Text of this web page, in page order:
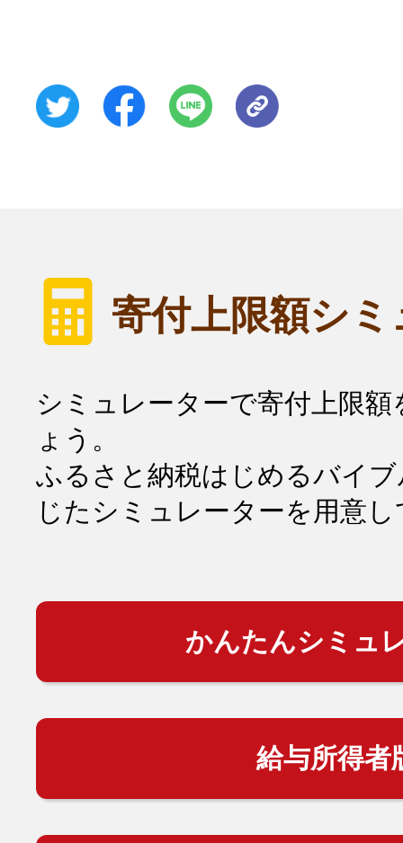
寄付上限額シ
シミュレーターで寄付上限
ょう。
ふるさと納税はじめるバイ
じたシミュレーターを用意
かんたんシミュ
給与所得者